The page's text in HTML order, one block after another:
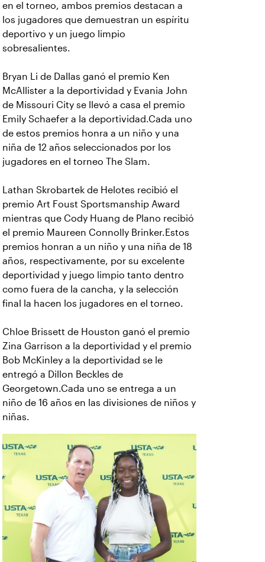
en el torneo, ambos premios destacan a
los jugadores que demuestran un espíritu
deportivo y un juego limpio
sobresalientes.
Bryan Li de Dallas ganó el premio Ken
McAllister a la deportividad y Evania John
de Missouri City se llevó a casa el premio
Emily Schaefer a la deportividad.Cada uno
de estos premios honra a un niño y una
niña de 12 años seleccionados por los
jugadores en el torneo The Slam.
Lathan Skrobartek de Helotes recibió el
premio Art Foust Sportsmanship Award
mientras que Cody Huang de Plano recibió
el premio Maureen Connolly Brinker.Estos
premios honran a un niño y una niña de 18
años, respectivamente, por su excelente
deportividad y juego limpio tanto dentro
como fuera de la cancha, y la selección
final la hacen los jugadores en el torneo.
Chloe Brissett de Houston ganó el premio
Zina Garrison a la deportividad y el premio
Bob McKinley a la deportividad se le
entregó a Dillon Beckles de
Georgetown.Cada uno se entrega a un
niño de 16 años en las divisiones de niños y
niñas.